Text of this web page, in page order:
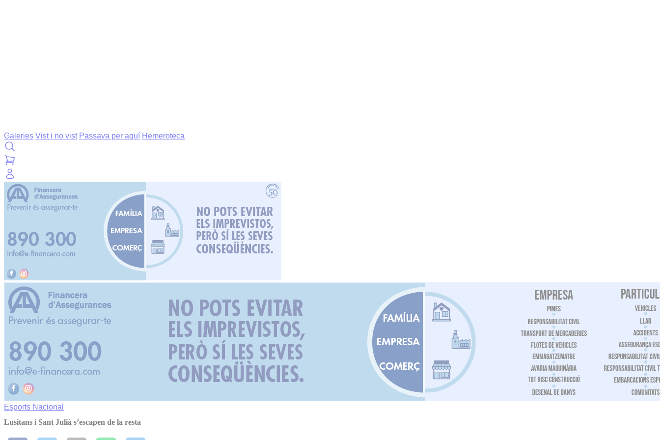
Galeries Vist i no vist Passava per aquí Hemeroteca
Esports Nacional
Lusitans i Sant Julià s’escapen de la resta